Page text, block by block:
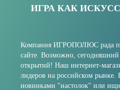
ИГРА КАК
Компания ИГРОПОЛЮС рада
сайте. Возможно,
открытий! Наш интернет-
лидеров на российском рынке.
новинками "настолок" или